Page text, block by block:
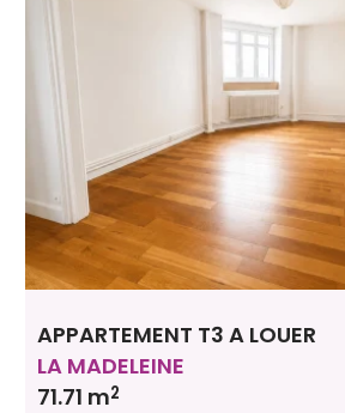
APPARTEMENT T3 A LOUER
LA MADELEINE
71.71 m2